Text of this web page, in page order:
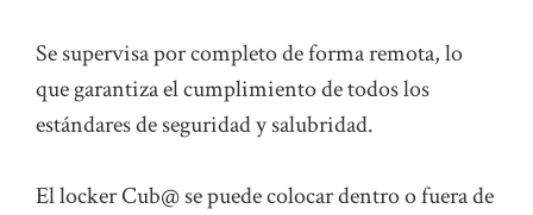
Se supervisa por completo de forma remota, lo
que garantiza el cumplimiento de todos los
estándares de seguridad y salubridad.
El locker Cub@ se puede colocar dentro o fuera de